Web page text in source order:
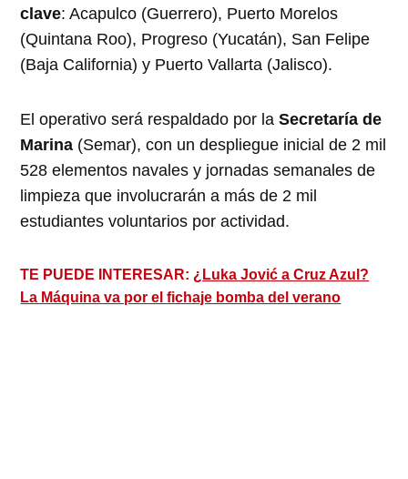
clave: Acapulco (Guerrero), Puerto Morelos
(Quintana Roo), Progreso (Yucatán), San Felipe
(Baja California) y Puerto Vallarta (Jalisco).
El operativo será respaldado por laSecretaría de
Marina (Semar), con un despliegue inicial de 2 mil
528 elementos navales y jornadas semanales de
limpieza que involucrarán a más de 2 mil
estudiantes voluntarios por actividad.
TE PUEDE INTERESAR: ¿Luka Jović a Cruz Azul?
La Máquina va por el fichaje bomba del verano